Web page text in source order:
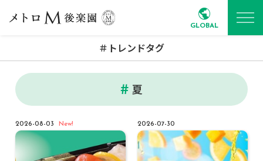
GLOBAL
＃トレンドタグ
夏
2026-08-03 New! 2026-07-30